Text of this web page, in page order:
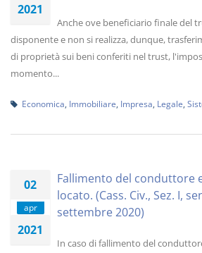
2021
Anche ove beneficiario finale del
disponente e non si realizza, dunque,
di proprietà sui beni conferiti nel trust,
momento...
Economica Immobiliare Impresa Legale
02
apr
2021
Fallimento del conduttore
locato. (Cass. Civ., Sez. I,
settembre 2020)
In caso di fallimento del